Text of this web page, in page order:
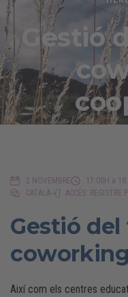
Gestió
2 NOVEMBRE 17:00H a
CATALÀ
ACCÉS: REGISTRE
Gestió
Així com els centres